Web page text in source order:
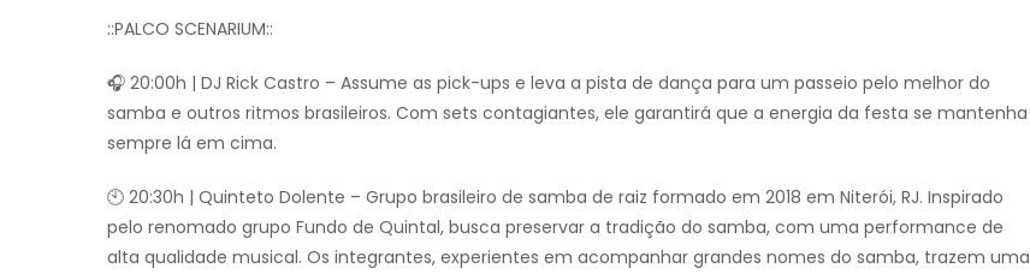
::PALCO SCENARIUM::
🎧 20:00h | DJ Rick Castro – Assume as pick-ups e leva a pista de dança para um passeio pelo melhor do
samba e outros ritmos brasileiros. Com sets contagiantes, ele garantirá que a energia da festa se mantenha
sempre lá em cima.
🕙 20:30h | Quinteto Dolente – Grupo brasileiro de samba de raiz formado em 2018 em Niterói, RJ. Inspirado
pelo renomado grupo Fundo de Quintal, busca preservar a tradição do samba, com uma performance de
alta qualidade musical. Os integrantes, experientes em acompanhar grandes nomes do samba, trazem uma